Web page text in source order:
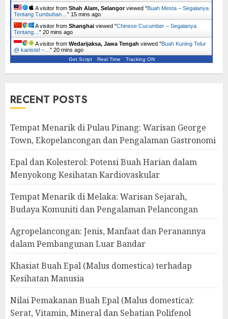
A visitor from Shah Alam, Selangorviewed "Buah Mesta – Segalanya
Tentang Tumbuhan… " 15 mins ago
A visitor from Shanghai viewed "Chinese Cucumber – Segalanya
Tentang… " 20 mins ago
A visitor from Wedarijaksa, Jawa Tengah viewed "Buah Kuning Telur
@ kanistel –… " 20 mins ago
Get Script Real Time Tracking ON
RECENT POSTS
Tempat Menarik di Pulau Pinang: Warisan George
Town, Ekopelancongan dan Pengalaman Gastronomi
Epal dan Kolesterol: Potensi Buah Harian dalam
Menyokong Kesihatan Kardiovaskular
Tempat Menarik di Melaka: Warisan Sejarah,
Budaya Komuniti dan Pengalaman Pelancongan
Agropelancongan: Jenis, Manfaat dan Peranannya
dalam Pembangunan Luar Bandar
Khasiat Buah Epal (Malus domestica) terhadap
Kesihatan Manusia
Nilai Pemakanan Buah Epal (Malus domestica):
Serat, Vitamin, Mineral dan Sebatian Polifenol